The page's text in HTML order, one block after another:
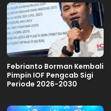
Febrianto Borman Kembali
Pimpin IOF Pengcab Sigi
Periode 2026-2030